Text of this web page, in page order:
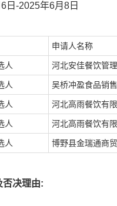
日-2025年6月8日
申请人名称
人 河北安佳餐饮管
人 吴桥冲盈食品销
人 河北高雨餐饮有
人 河北高雨餐饮有
人 博野县金瑞通商
否决理由: